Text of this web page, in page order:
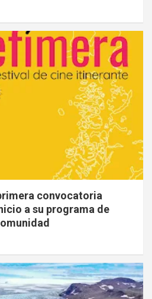
convocatoria
a su programa de